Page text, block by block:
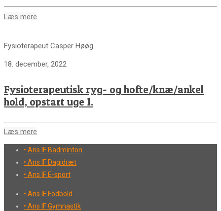
Læs mere
Fysioterapeut Casper Høøg
18. december, 2022
Fysioterapeutisk ryg- og hofte/knæ/ankel
hold, opstart uge 1.
Læs mere
• Ans IF Badminton
• Ans IF Dagidræt
• Ans IF E-sport
• Ans IF Fodbold
• Ans IF Gymnastik